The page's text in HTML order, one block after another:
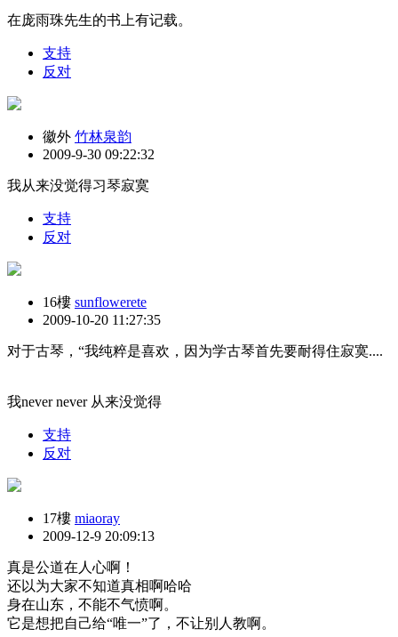
在庞雨珠先生的书上有记载。
支持
反对
徽外 竹林泉韵
2009-9-30 09:22:32
我从来没觉得习琴寂寞
支持
反对
16樓 sunflowerete
2009-10-20 11:27:35
对于古琴，“我纯粹是喜欢，因为学古琴首先要耐得住寂寞....
我never never 从来没觉得
支持
反对
17樓 miaoray
2009-12-9 20:09:13
真是公道在人心啊！
还以为大家不知道真相啊哈哈
身在山东，不能不气愤啊。
它是想把自己给“唯一”了，不让别人教啊。